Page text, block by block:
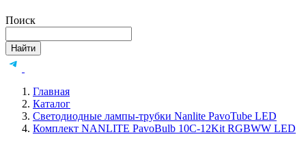
Поиск
Найти
Главная
Каталог
Светодиодные лампы-трубки Nanlite PavoTube LED
Комплект NANLITE PavoBulb 10C-12Kit RGBWW LED